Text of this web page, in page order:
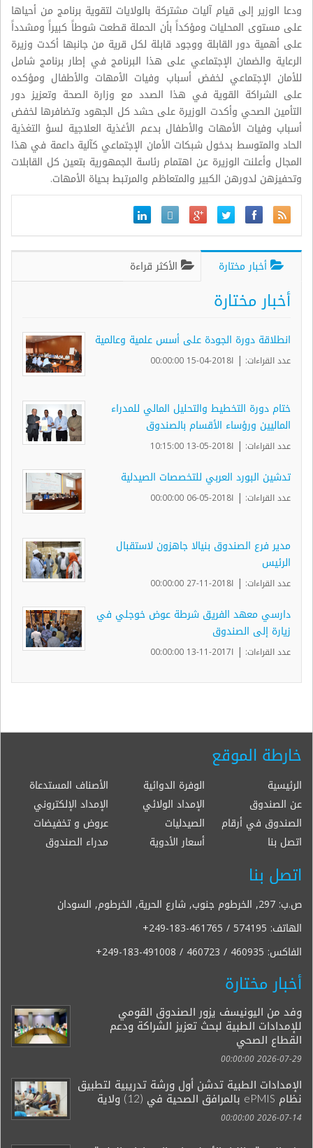
ودعا الوزير إلى قيام آليات مشتركة بالولايات لتقوية برنامج من أحياها
على مستوى المحليات ومؤكداً بأن الحملة قطعت شوطاً كبيراً ومشدداً
على أهمية دور القابلة ووجود قابلة لكل قرية من جانبها أكدت وزيرة
الرعاية والضمان الإجتماعي على هذا البرنامج في إطار برنامج شامل
للأمان الإجتماعي لخفض أسباب وفيات الأمهات والأطفال ومؤكده
على الشراكة القوية في هذا الصدد مع وزارة الصحة وتعزيز دور
التأمين الصحي وأكدت الوزيرة على حشد كل الجهود وتضافرها لخفض
أسباب وفيات الأمهات والأطفال بدعم الأغذية العلاجية لسؤ التغذية
الحاد والمتوسط بدخول شبكات الأمان الإجتماعي كآلية داعمة في هذا
المجال وأعلنت الوزيرة عن اهتمام رئاسة الجمهورية بتعين كل القابلات
وتحفيزهن لدورهن الكبير والمتعاظم والمرتبط بحياة الأمهات.
أخبار مختارة الأكثر قراءة
أخبار مختارة
انطلاقة دورة الجودة على أسس علمية وعالمية
عدد القراءات: | ا2018-04-15 00:00:00
ختام دورة التخطيط والتحليل المالي للمدراء
الماليين ورؤساء الأقسام بالصندوق
عدد القراءات: | ا2018-05-13 10:15:00
تدشين البورد العربي للتخصصات الصيدلية
عدد القراءات: | ا2018-05-06 00:00:00
مدير فرع الصندوق بنيالا جاهزون لاستقبال
الرئيس
عدد القراءات: | ا2018-11-27 00:00:00
دارسي معهد الفريق شرطة عوض خوجلي في
زيارة إلى الصندوق
عدد القراءات: | ا2017-11-13 00:00:00
خارطة الموقع
الرئيسية الوفرة الدوائية
الأصناف المستدعاة
عن الصندوق
الإمداد الولائي
الإمداد الإلكتروني
الصندوق في أرقام
الصيدليات
عروض و تخفيضات
اتصل بنا
أسعار الأدوية مدراء الصندوق
اتصل بنا
ص.ب: 297, الخرطوم جنوب, شارع الحرية, الخرطوم, السودان
الهاتف: +249-183-461765 / 574195
الفاكس: +249-183-491008 / 460723 / 460935
أخبار مختارة
وفد من اليونيسف يزور الصندوق القومي
للإمدادات الطبية لبحث تعزيز الشراكة ودعم
القطاع الصحي
2026-07-29 00:00:00
الإمدادات الطبية تدشن أول ورشة تدريبية لتطبيق
نظام ePMIS بالمرافق الصحية في (12) ولاية
2026-07-14 00:00:00